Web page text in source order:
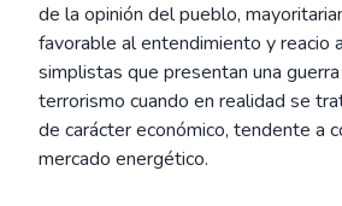
de la opinión del pueblo,
favorable al entendimiento y reacio
simplistas que presentan una
terrorismo cuando en realidad se
de carácter económico, tendente a
mercado energético.